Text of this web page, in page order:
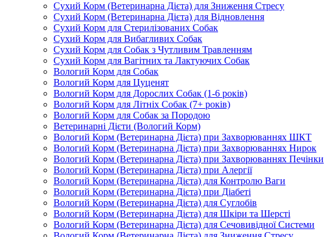
Сухий Корм (Ветеринарна Дієта) для Зниження Стресу
Сухий Корм (Ветеринарна Дієта) для Відновлення
Сухий Корм для Стерилізованих Собак
Сухий Корм для Вибагливих Собак
Сухий Корм для Собак з Чутливим Травленням
Сухий Корм для Вагітних та Лактуючих Собак
Вологий Корм для Собак
Вологий Корм для Цуценят
Вологий Корм для Дорослих Собак (1-6 років)
Вологий Корм для Літніх Собак (7+ років)
Вологий Корм для Собак за Породою
Ветеринарні Дієти (Вологий Корм)
Вологий Корм (Ветеринарна Дієта) при Захворюваннях ШКТ
Вологий Корм (Ветеринарна Дієта) при Захворюваннях Нирок
Вологий Корм (Ветеринарна Дієта) при Захворюваннях Печінки
Вологий Корм (Ветеринарна Дієта) при Алергії
Вологий Корм (Ветеринарна Дієта) для Контролю Ваги
Вологий Корм (Ветеринарна Дієта) при Діабеті
Вологий Корм (Ветеринарна Дієта) для Суглобів
Вологий Корм (Ветеринарна Дієта) для Шкіри та Шерсті
Вологий Корм (Ветеринарна Дієта) для Сечовивідної Системи